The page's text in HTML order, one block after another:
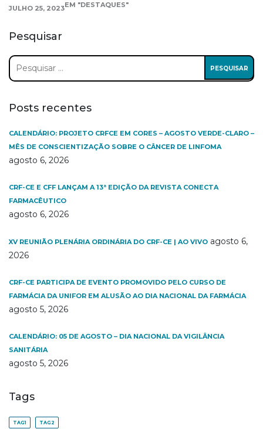
JULHO 25, 2023EM "DESTAQUES"
Pesquisar
Pesquisar
por:
Posts recentes
CALENDÁRIO: PROJETO CRFCE EM CORES – AGOSTO VERDE-CLARO –
MÊS DE CONSCIENTIZAÇÃO SOBRE O CÂNCER DE LINFOMA
agosto 6, 2026
CRF-CE E CFF LANÇAM A 13ª EDIÇÃO DA REVISTA CONECTA
FARMACÊUTICO
agosto 6, 2026
XV REUNIÃO PLENÁRIA ORDINÁRIA DO CRF-CE | AO VIVO agosto 6,
2026
CRF-CE PARTICIPA DE EVENTO PROMOVIDO PELO CURSO DE
FARMÁCIA DA UNIFOR EM ALUSÃO AO DIA NACIONAL DA FARMÁCIA
agosto 5, 2026
CALENDÁRIO: 05 DE AGOSTO – DIA NACIONAL DA VIGILÂNCIA
SANITÁRIA
agosto 5, 2026
Tags
TAG1 TAG2